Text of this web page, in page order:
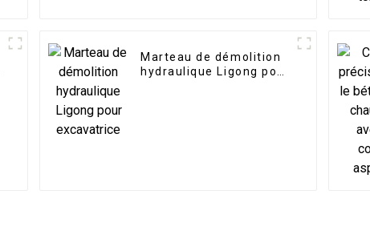
Marteau de démolition
hydraulique Ligong pour